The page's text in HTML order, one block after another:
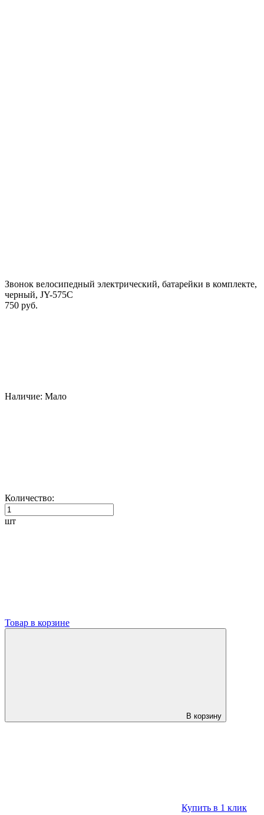
Звонок велосипедный электрический, батарейки в комплекте,
черный, JY-575C
750 руб.
Наличие: Мало
Количество:
шт
Товар в корзине
В корзину
Купить в 1 клик